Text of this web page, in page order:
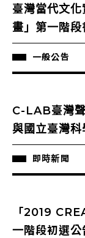
臺灣當代文
畫」第一階
一般公告
C-LAB臺灣
與國立臺灣
即時新聞
「2019
一階段初選公